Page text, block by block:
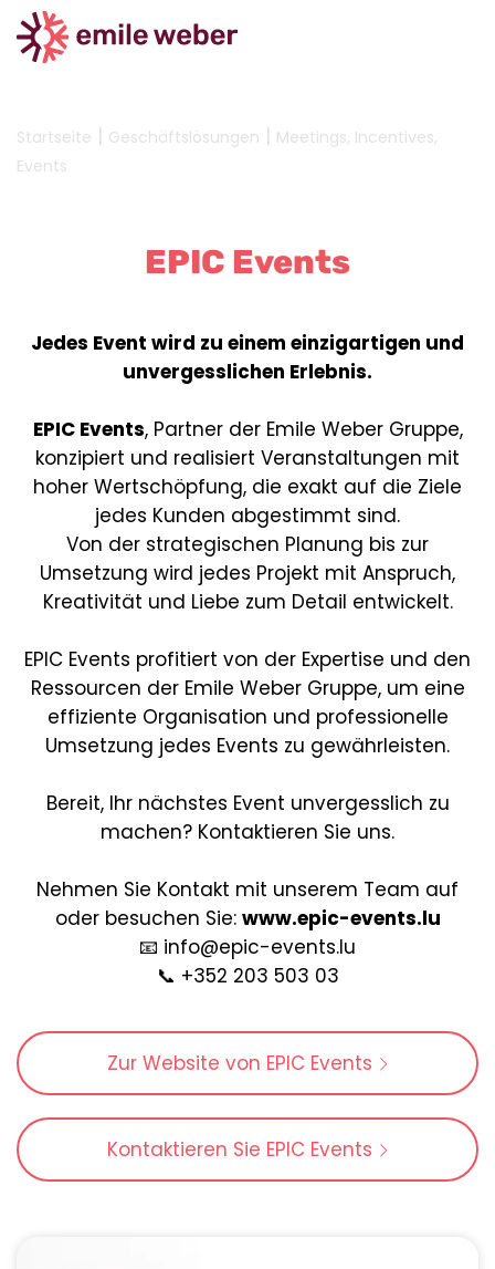
Startseite | Geschäftslösungen | Meetings, Incentives,
Events
EPIC Events
Jedes Event wird zu einem einzigartigen und
unvergesslichen Erlebnis.
EPIC Events, Partner der Emile Weber Gruppe,
konzipiert und realisiert Veranstaltungen mit
hoher Wertschöpfung, die exakt auf die Ziele
jedes Kunden abgestimmt sind.
Von der strategischen Planung bis zur
Umsetzung wird jedes Projekt mit Anspruch,
Kreativität und Liebe zum Detail entwickelt.
EPIC Events profitiert von der Expertise und den
Ressourcen der Emile Weber Gruppe, um eine
effiziente Organisation und professionelle
Umsetzung jedes Events zu gewährleisten.
Bereit, Ihr nächstes Event unvergesslich zu
machen? Kontaktieren Sie uns.
Nehmen Sie Kontakt mit unserem Team auf
oder besuchen Sie: www.epic-events.lu
📧 info@epic-events.lu
📞 +352 203 503 03
Zur Website von EPIC Events
Kontaktieren Sie EPIC Events